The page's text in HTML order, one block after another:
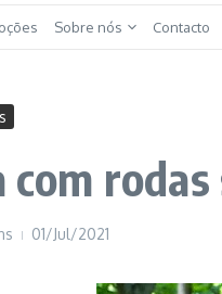
Sobre nós Contacto
com rodas
01/Jul/2021